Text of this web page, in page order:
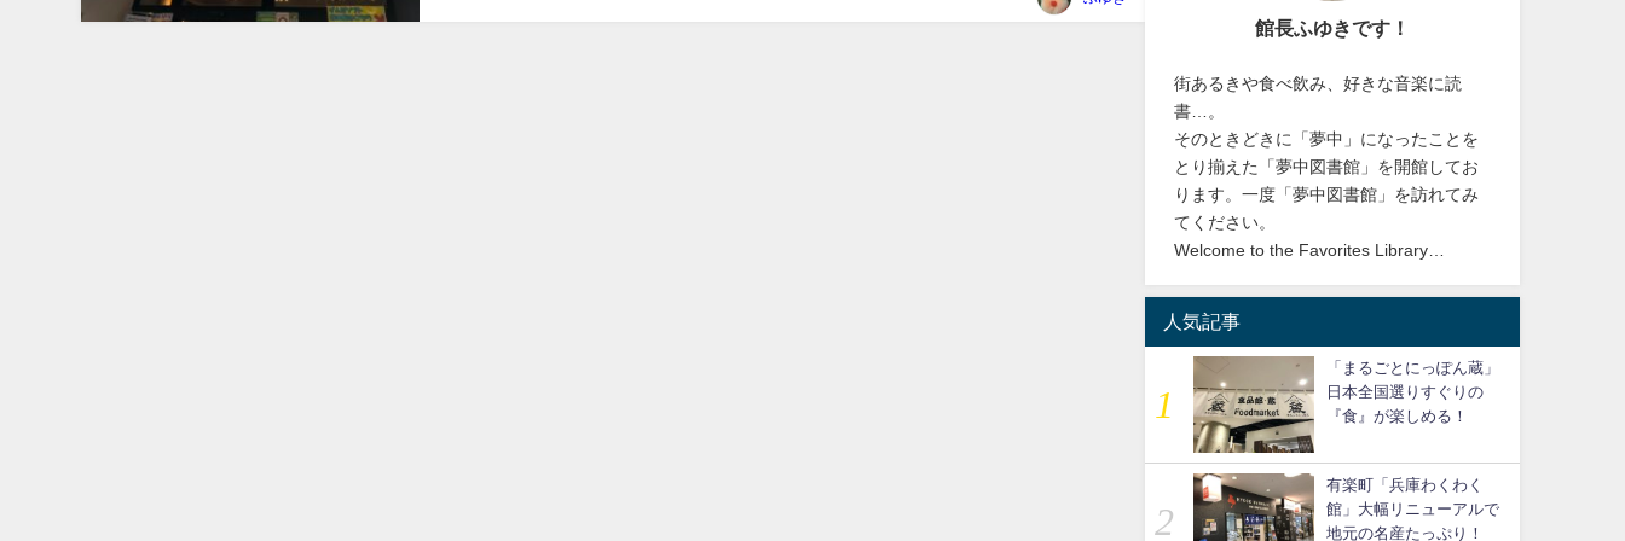
館長ふゆきです！
街あるきや食べ飲み、好きな音楽に読
書…。
そのときどきに「夢中」になったことを
とり揃えた「夢中図書館」を開館してお
ります。一度「夢中図書館」を訪れてみ
てください。
Welcome to the Favorites Library…
人気記事
「まるごとにっぽん蔵」
日本全国選りすぐりの
『食』が楽しめる！
有楽町「兵庫わくわく
館」大幅リニューアルで
地元の名産たっぷり！